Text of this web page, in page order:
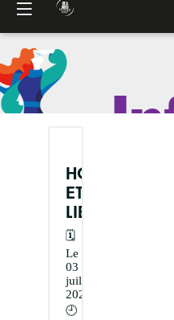
HORAIRES
ET
LIEU
🗓️
Le
03
juillet
2026
🕘